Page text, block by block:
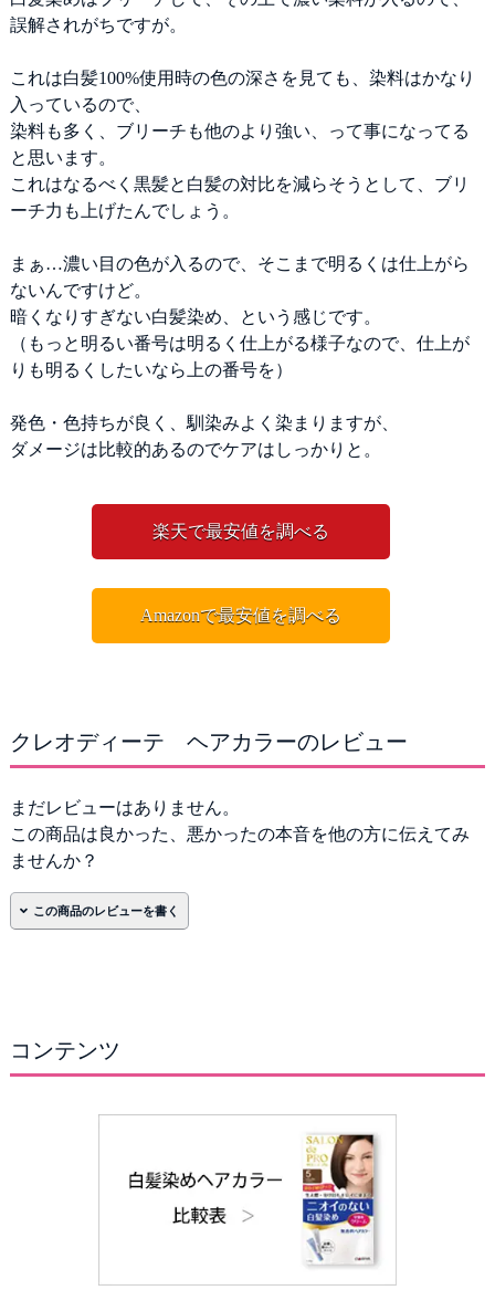
誤解されがちですが。
これは白髪100%使用時の色の深さを見ても、染料はかなり
入っているので、
染料も多く、ブリーチも他のより強い、って事になってる
と思います。
これはなるべく黒髪と白髪の対比を減らそうとして、ブリ
ーチ力も上げたんでしょう。
まぁ…濃い目の色が入るので、そこまで明るくは仕上がら
ないんですけど。
暗くなりすぎない白髪染め、という感じです。
（もっと明るい番号は明るく仕上がる様子なので、仕上が
りも明るくしたいなら上の番号を）
発色・色持ちが良く、馴染みよく染まりますが、
ダメージは比較的あるのでケアはしっかりと。
楽天で最安値を調べる
Amazonで最安値を調べる
クレオディーテ ヘアカラーのレビュー
まだレビューはありません。
この商品は良かった、悪かったの本音を他の方に伝えてみ
ませんか？
メール(非公開)
次回のコメントで使用するためブラウザーに自分の
名前、メールアドレス、サイトを保存する。
コンテンツ